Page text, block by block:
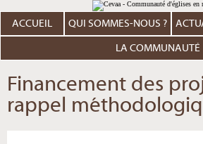
au
contenu.
Aller
personnels
ACCUEIL QUI SOMMES-NOUS ?
LA COMMUNAUTÉ
Financement des
rappel